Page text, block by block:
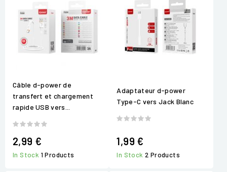
Câble d-power de
transfert et chargement
rapide USB vers...
2,99 €
In Stock 1 Products
Adaptateur d-power
Type-C vers Jack Blanc
1,99 €
In Stock2 Products